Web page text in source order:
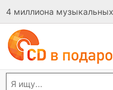
4 миллиона